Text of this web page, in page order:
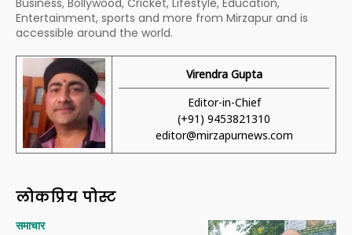
Business, Bollywood, Cricket, Lifestyle, Education,
Entertainment, sports and more from Mirzapur and is
accessible around the world.
Virendra Gupta
Editor-in-Chief
(+91) 9453821310
editor@mirzapurnews.com
लोकप्रिय पोस्ट
समाचार